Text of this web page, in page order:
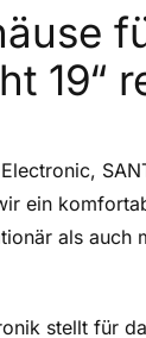
19“
ein
als auch
stellt für